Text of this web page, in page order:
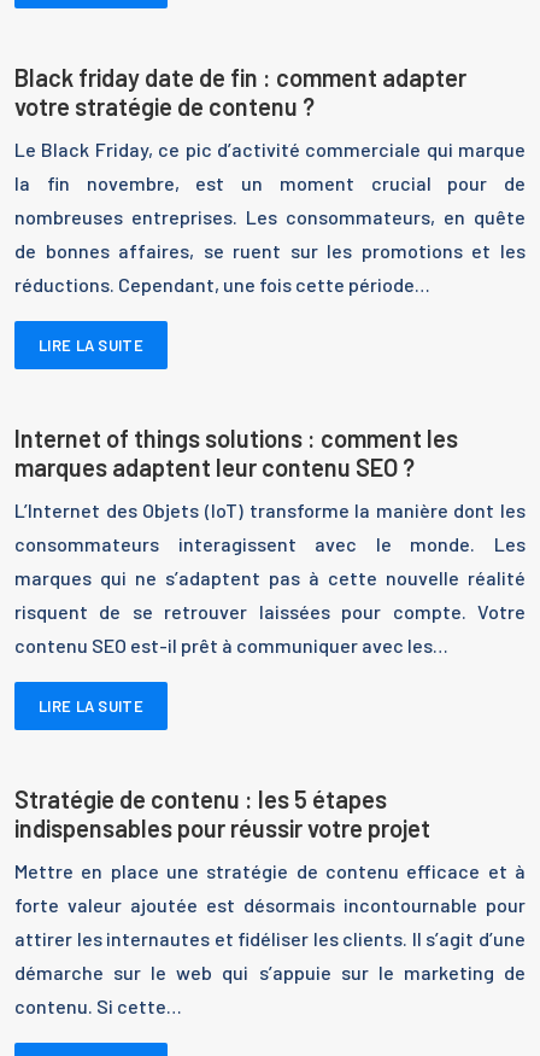
Black friday date de fin : comment adapter
votre stratégie de contenu ?
Le Black Friday, ce pic d’activité commerciale qui marque
la fin novembre, est un moment crucial pour de
nombreuses entreprises. Les consommateurs, en quête
de bonnes affaires, se ruent sur les promotions et les
réductions. Cependant, une fois cette période…
LIRE LA SUITE
Internet of things solutions : comment les
marques adaptent leur contenu SEO ?
L’Internet des Objets (IoT) transforme la manière dont les
consommateurs interagissent avec le monde. Les
marques qui ne s’adaptent pas à cette nouvelle réalité
risquent de se retrouver laissées pour compte. Votre
contenu SEO est-il prêt à communiquer avec les…
LIRE LA SUITE
Stratégie de contenu : les 5 étapes
indispensables pour réussir votre projet
Mettre en place une stratégie de contenu efficace et à
forte valeur ajoutée est désormais incontournable pour
attirer les internautes et fidéliser les clients. Il s’agit d’une
démarche sur le web qui s’appuie sur le marketing de
contenu. Si cette…